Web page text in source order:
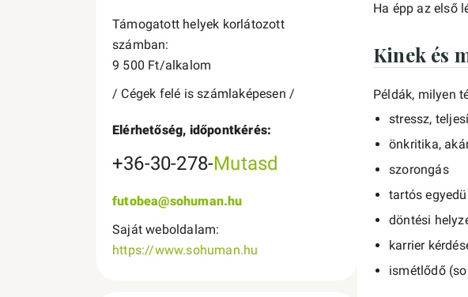
Támogatott helyek korlátozott
számban:
9 500 Ft/alkalom
/ Cégek felé is számlaképesen /
Elérhetőség, időpontkérés:
+36-30-278-Mutasd
futobea@sohuman.hu
Saját weboldalam:
https://www.sohuman.hu
Ha épp az első
Kinek és
Példák, milyen
stressz,
önkritika,
szorongás
tartós
döntési
karrier
ismétlődő